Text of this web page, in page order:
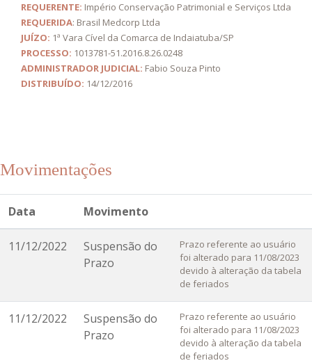
REQUERENTE: Império Conservação Patrimonial e Serviços Ltda
REQUERIDA: Brasil Medcorp Ltda
JUÍZO: 1ª Vara Cível da Comarca de Indaiatuba/SP
PROCESSO: 1013781-51.2016.8.26.0248
ADMINISTRADOR JUDICIAL: Fabio Souza Pinto
DISTRIBUÍDO: 14/12/2016
Movimentações
Data Movimento
11/12/2022
Suspensão do
Prazo
Prazo referente ao usuário
foi alterado para 11/08/2023
devido à alteração da tabela
de feriados
11/12/2022
Suspensão do
Prazo
Prazo referente ao usuário
foi alterado para 11/08/2023
devido à alteração da tabela
de feriados